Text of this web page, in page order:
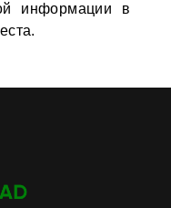
информации в